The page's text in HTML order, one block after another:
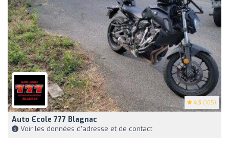
4.5 (165)
Auto Ecole 777 Blagnac
Voir les données d'adresse et de contact